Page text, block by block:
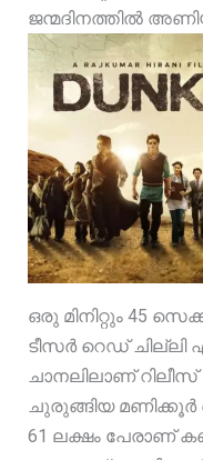
ജന്മദിനത്തിൽ
ഒരു മിനിറ്റും 45
ടീസർ റെഡ്
ചാനലിലാണ്
ചുരുങ്ങിയ മണിക്കൂർ
61 ലക്ഷം പേരാണ്